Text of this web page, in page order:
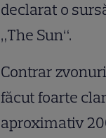
declarat o
„The Sun“.
Contrar
făcut foarte
aproximativ